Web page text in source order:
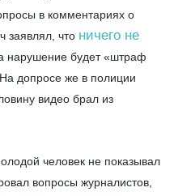
в комментариях о
заявлял, что ничего не
нарушение будет «штраф
допросе же в полиции
видео брал из
человек не показывал
вопросы журналистов,